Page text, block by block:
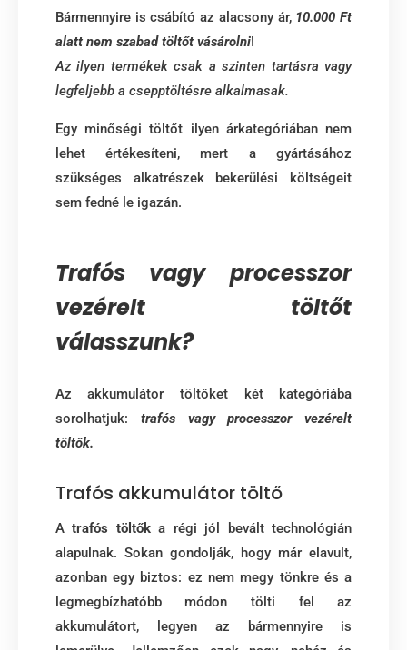
Bármennyire is csábító az alacsony ár, 10.000 Ft
alatt nem szabad töltőt vásárolni!
Az ilyen termékek csak a szinten tartásra vagy
legfeljebb a csepptöltésre alkalmasak.
Egy minőségi töltőt ilyen árkategóriában nem
lehet értékesíteni, mert a gyártásához
szükséges alkatrészek bekerülési költségeit
sem fedné le igazán.
Trafós vagy processzor
vezérelt töltőt
válasszunk?
Az akkumulátor töltőket két kategóriába
sorolhatjuk: trafós vagy processzor vezérelt
töltők.
Trafós akkumulátor töltő
Atrafós töltőka régi jól bevált technológián
alapulnak. Sokan gondolják, hogy már elavult,
azonban egy biztos: ez nem megy tönkre és a
legmegbízhatóbb módon tölti fel az
akkumulátort, legyen az bármennyire is